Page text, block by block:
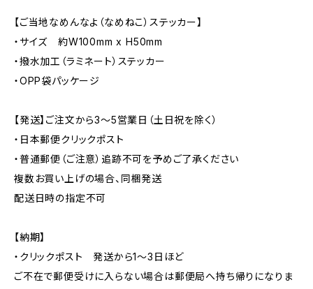
【ご当地なめんなよ（なめねこ）ステッカー】
・サイズ 約W100mm x H50mm
・撥水加工（ラミネート）ステッカー
・OPP袋パッケージ
【発送】ご注文から3〜5営業日（土日祝を除く）
・日本郵便クリックポスト
・普通郵便（ご注意）追跡不可を予めご了承ください
複数お買い上げの場合、同梱発送
配送日時の指定不可
【納期】
・クリックポスト 発送から1〜3日ほど
ご不在で郵便受けに入らない場合は郵便局へ持ち帰りになりま